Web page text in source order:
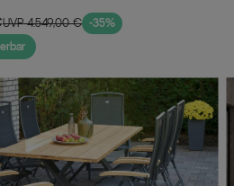
2 Stapelsessel, 8 Klappstühle,
UVP 4.549,00 € -35%